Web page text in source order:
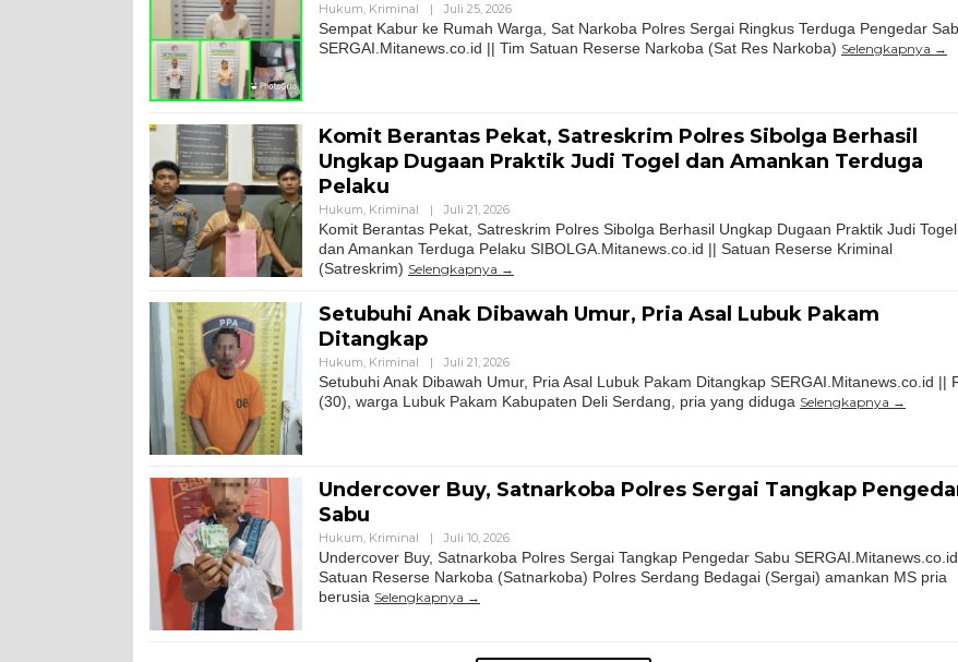
Hukum, Kriminal | Juli 25, 2026
Sempat Kabur ke Rumah Warga, Sat Narkoba Polres Sergai Ringkus Terduga Pengedar
SERGAI.Mitanews.co.id || Tim Satuan Reserse Narkoba (Sat Res Narkoba) Selengkapnya
Komit Berantas Pekat, Satreskrim Polres Sibolga Berhasil
Ungkap Dugaan Praktik Judi Togel dan Amankan Terduga
Pelaku
Hukum, Kriminal | Juli 21, 2026
Komit Berantas Pekat, Satreskrim Polres Sibolga Berhasil Ungkap Dugaan Praktik Judi Togel
dan Amankan Terduga Pelaku SIBOLGA.Mitanews.co.id || Satuan Reserse Kriminal
(Satreskrim) Selengkapnya
Setubuhi Anak Dibawah Umur, Pria Asal Lubuk Pakam
Ditangkap
Hukum, Kriminal | Juli 21, 2026
Setubuhi Anak Dibawah Umur, Pria Asal Lubuk Pakam Ditangkap SERGAI.Mitanews.co.id ||
(30), warga Lubuk Pakam Kabupaten Deli Serdang, pria yang diduga Selengkapnya
Undercover Buy, Satnarkoba Polres Sergai Tangkap
Sabu
Hukum, Kriminal | Juli 10, 2026
Undercover Buy, Satnarkoba Polres Sergai Tangkap Pengedar Sabu
Satuan Reserse Narkoba (Satnarkoba) Polres Serdang Bedagai (Sergai) amankan MS pria
berusia Selengkapnya